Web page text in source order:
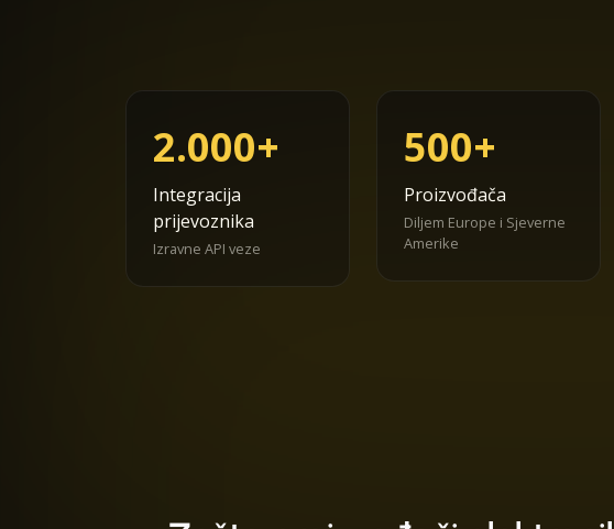
2.000+
Integracija
prijevoznika
Izravne API veze
500+
Proizvođača
Diljem Europe i Sjeverne
Amerike